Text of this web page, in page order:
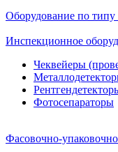
Оборудование по типу
Инспекционное
Чеквейеры
Фотосепараторы
Фасовочно-